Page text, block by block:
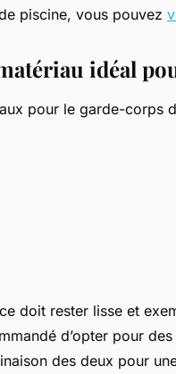
piscine, vous pouvez
idéal
pour le garde-corps
doit rester lisse et
d’opter pour
des deux pour